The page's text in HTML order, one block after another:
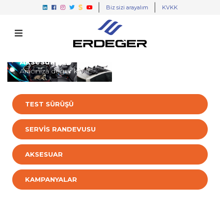
Biz sizi arayalım KVKK
Aksesuarlar
Aracınıza değer katar.
TEST SÜRÜŞÜ
SERVİS RANDEVUSU
AKSESUAR
KAMPANYALAR